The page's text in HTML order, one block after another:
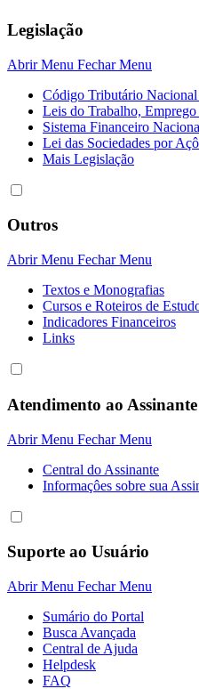
Legislação
Abrir Menu Fechar Menu
Código Tributário
Leis do Trabalho, Emprego
Sistema Financeiro
Lei das Sociedades por
Mais Legislação
Outros
Abrir Menu Fechar Menu
Textos e Monografias
Cursos e Roteiros de
Indicadores Financeiros
Links
Atendimento ao Assinante
Abrir Menu Fechar Menu
Central do Assinante
Informaçôes sobre sua
Suporte ao Usuário
Abrir Menu Fechar Menu
Sumário do Portal
Busca Avançada
Central de Ajuda
Helpdesk
FAQ